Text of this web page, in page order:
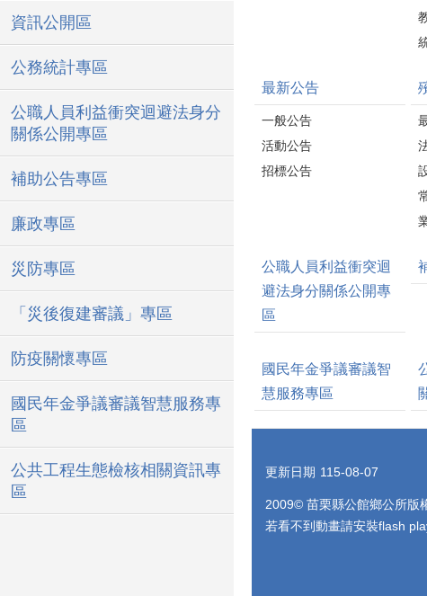
資訊公開區
公務統計專區
公職人員利益衝突迴避法身分
關係公開專區
補助公告專區
廉政專區
災防專區
「災後復建審議」專區
防疫關懷專區
國民年金爭議審議智慧服務專
區
公共工程生態檢核相關資訊專
區
最新公告
一般公告
活動公告
招標公告
公職人員利益衝突迴
避法身分關係公開專
區
國民年金爭議審議智
慧服務專區
更新日期 115-08-07
2009© 苗栗縣公館鄉公所版
若看不到動畫請安裝flash